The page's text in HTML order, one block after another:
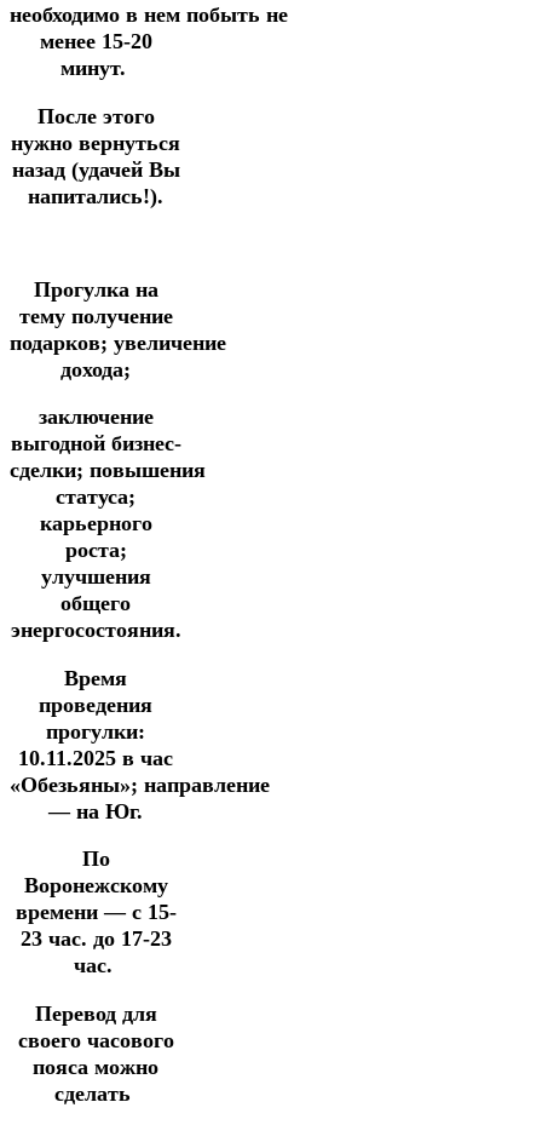
необходимо в нем побыть не
менее 15-20
минут.
После этого
нужно вернуться
назад (удачей Вы
напитались!).
Прогулка на
тему получение
подарков; увеличение
дохода;
заключение
выгодной бизнес-
сделки; повышения
статуса;
карьерного
роста;
улучшения
общего
энергосостояния.
Время
проведения
прогулки:
10.11.2025 в час
«Обезьяны»; направление
— на Юг.
По
Воронежскому
времени — с 15-
23 час. до 17-23
час.
Перевод для
своего часового
пояса можно
сделать